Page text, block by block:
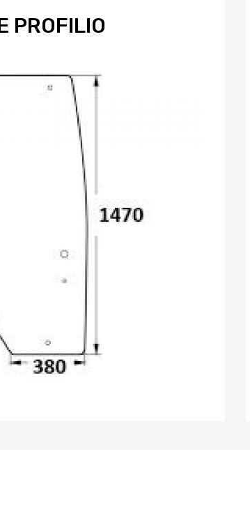
PROFILIO